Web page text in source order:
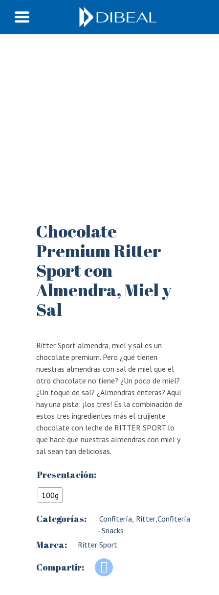
Chocolate
Premium Ritter
Sport con
Almendra, Miel y
Sal
Ritter Sport almendra, miel y sal es un
chocolate premium. Pero ¿qué tienen
nuestras almendras con sal de miel que el
otro chocolate no tiene? ¿Un poco de miel?
¿Un toque de sal? ¿Almendras enteras? Aquí
hay una pista: ¡los tres! Es la combinación de
estos tres ingredientes más el crujiente
chocolate con leche de RITTER SPORT lo
que hace que nuestras almendras con miel y
sal sean tan deliciosas.
Presentación:
100g
Categorías:
Confitería
- Snacks
, Ritter,Confitería
Marca: Ritter Sport
Compartir: